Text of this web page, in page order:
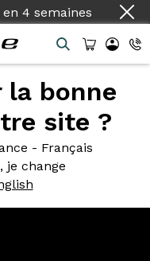
en 4 semaines
la bonne
site ?
- Français
je change
2
Douille 2